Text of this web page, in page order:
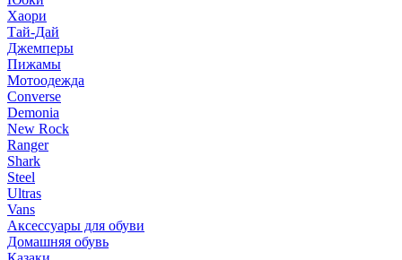
Хаори
Тай-Дай
Джемперы
Пижамы
Мотоодежда
Converse
Demonia
New Rock
Ranger
Shark
Steel
Ultras
Vans
Аксессуары для обуви
Домашняя обувь